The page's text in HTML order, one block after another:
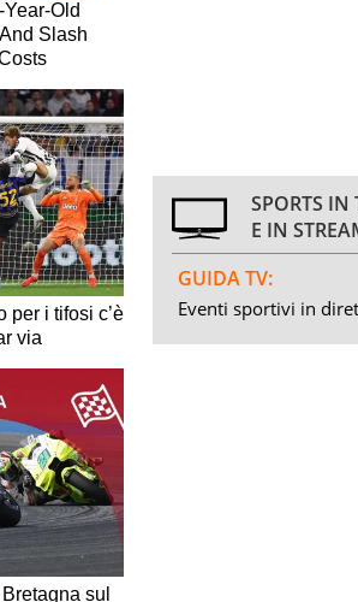
SPORTS IN
E IN
GUIDA TV:
Eventi sportivi in